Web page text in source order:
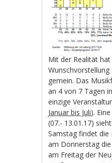
Mit der Realität hat
gemein. Das
an 4 von 7 Tagen
einzige
Januar bis Juli).
(07.- 13.01.17)
Samstag findet
am Donnerstag
am Freitag der